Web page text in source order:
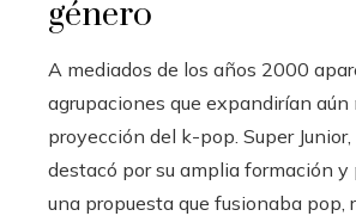
género
A mediados de los años 2000
agrupaciones que expandirían aún
proyección del k-pop. Super Junior,
destacó por su amplia formación y
una propuesta que fusionaba pop,